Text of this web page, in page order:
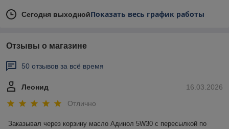
Сегодня выходнойПоказать весь график работы
Отзывы о магазине
50 отзывов за всё время
16.03.2026
Леонид
Отлично
Заказывал через корзину масло Адинол 5W30 с пересылкой по